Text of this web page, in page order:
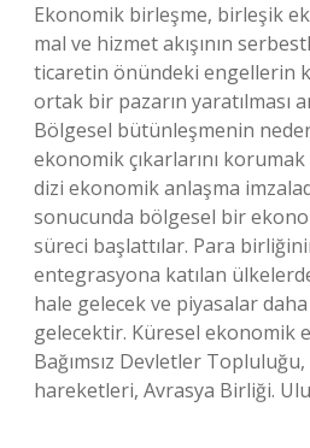
Ekonomik birleşme, birleşik
mal ve hizmet akışının
ticaretin önündeki engellerin
ortak bir pazarın yaratılması
Bölgesel bütünleşmenin
ekonomik çıkarlarını
dizi ekonomik anlaşma
sonucunda bölgesel bir
süreci başlattılar. Para
entegrasyona katılan
hale gelecek ve piyasalar
gelecektir. Küresel ekonomik
Bağımsız Devletler
hareketleri, Avrasya Birliği.